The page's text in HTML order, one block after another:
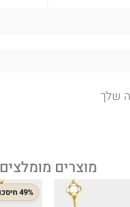
שלך
מוצרים מומלצים
49% חיסכון